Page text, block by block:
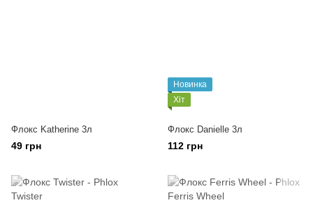
Флокс Katherine 3л
49 грн
Новинка
Хіт
Флокс Danielle 3л
112 грн